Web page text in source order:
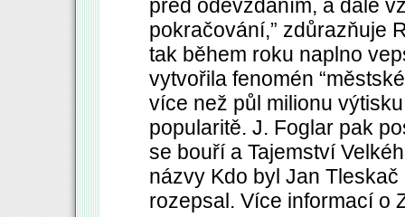
před odevzdáním, a dále
pokračování,” zdůrazňuje
tak během roku naplno
vytvořila fenomén
více než půl milionu
popularitě. J. Foglar pak
se bouří a Tajemství
názvy Kdo byl Jan
rozepsal. Více informací o